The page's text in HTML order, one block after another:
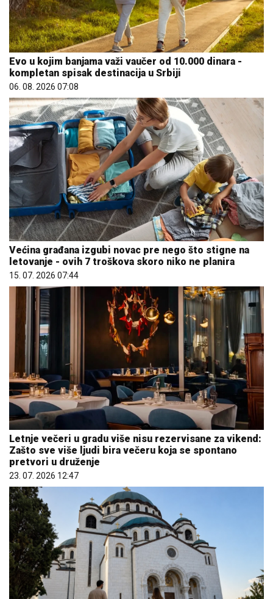
Evo u kojim banjama važi vaučer od 10.000 dinara -
kompletan spisak destinacija u Srbiji
06. 08. 2026 07:08
Većina građana izgubi novac pre nego što stigne na
letovanje - ovih 7 troškova skoro niko ne planira
15. 07. 2026 07:44
Letnje večeri u gradu više nisu rezervisane za vikend:
Zašto sve više ljudi bira večeru koja se spontano
pretvori u druženje
23. 07. 2026 12:47